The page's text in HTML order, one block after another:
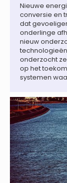
Nieuwe
conversie en
dat
onderlinge
nieuw
onderzocht
op het
systemen